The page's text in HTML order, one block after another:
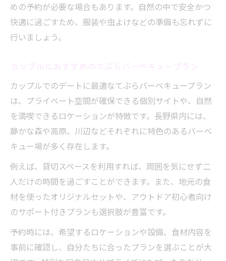
手ぶらバーベキューで心に残る思い出作り
長野県の自然で特別なデート体験を演出
アウトドアが深めるカップルの絆と時間
めの予約が必要な場合もあります。自然の中で安全かつ
快適に過ごすため、服装や虫よけなどの準備も忘れずに
行いましょう。
カップルでのデートに最適なてぶらバーベキュープラン
は、プライベート空間が確保できる個別サイトや、自然
を満喫できるロケーションが特徴です。長野県内には、
静かな森や高原、川辺などそれぞれに特色のあるバーベ
キュー場が多く存在します。
例えば、貸切スペースを利用すれば、周囲を気にせず二
人だけの時間を過ごすことができます。また、地元の食
材を使ったオリジナルセットや、アウトドア初心者向け
のサポート付きプランも選択肢が豊富です。
予約時には、希望するロケーションや設備、食材内容を
事前に確認し、自分たちに合ったプランを選ぶことが大